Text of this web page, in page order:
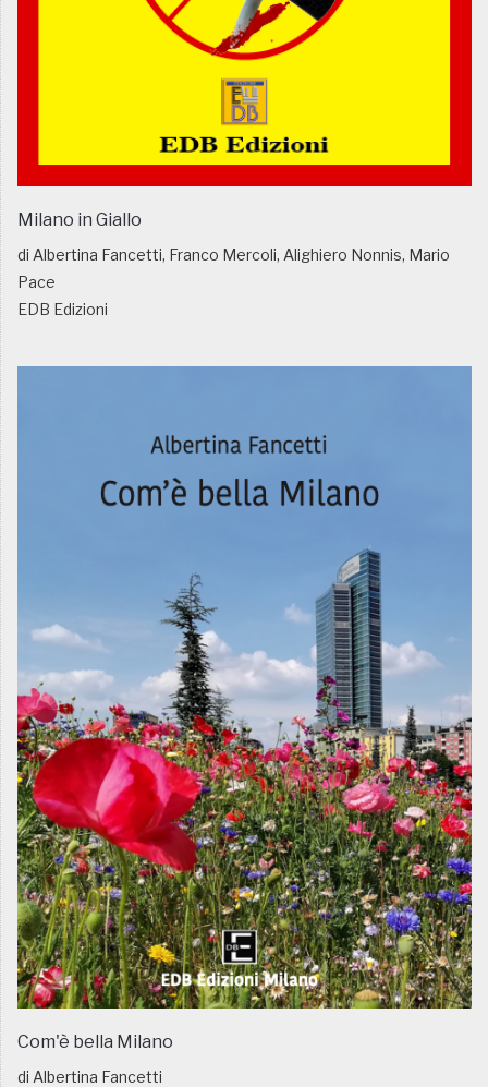
Milano in Giallo
di Albertina Fancetti, Franco Mercoli, Alighiero Nonnis, Mario
Pace
EDB Edizioni
Com'è bella Milano
di Albertina Fancetti